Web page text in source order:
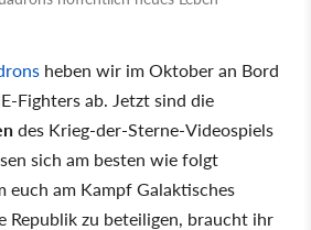
heben wir im Oktober an Bord
Fighters ab. Jetzt sind die
des Krieg-der-Sterne-Videospiels
sich am besten wie folgt
euch am Kampf Galaktisches
Republik zu beteiligen, braucht ihr